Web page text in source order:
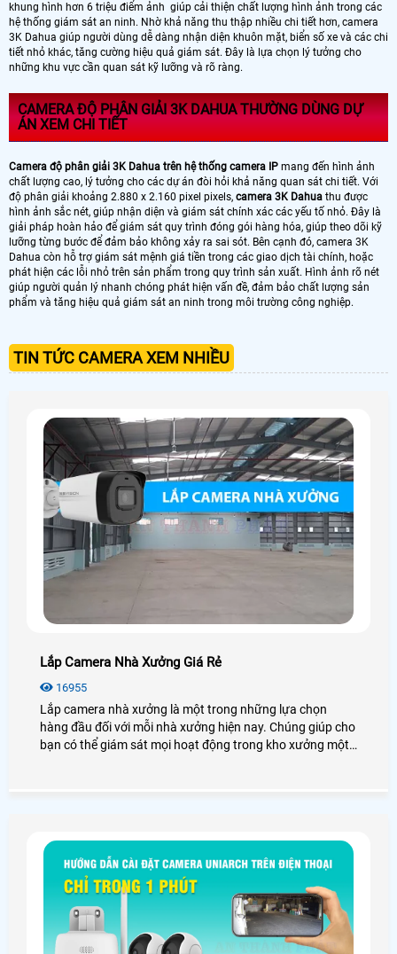
khung hình hơn 6 triệu điểm ảnh giúp cải thiện chất lượng hình ảnh trong các
hệ thống giám sát an ninh. Nhờ khả năng thu thập nhiều chi tiết hơn, camera
3K Dahua giúp người dùng dễ dàng nhận diện khuôn mặt, biển số xe và các chi
tiết nhỏ khác, tăng cường hiệu quả giám sát. Đây là lựa chọn lý tưởng cho
những khu vực cần quan sát kỹ lưỡng và rõ ràng.
CAMERA ĐỘ PHÂN GIẢI 3K DAHUA THƯỜNG DÙNG DỰ
ÁN XEM CHI TIẾT
Camera độ phân giải 3K Dahua trên hệ thống camera IP mang đến hình ảnh
chất lượng cao, lý tưởng cho các dự án đòi hỏi khả năng quan sát chi tiết. Với
độ phân giải khoảng 2.880 x 2.160 pixel pixels, camera 3K Dahua thu được
hình ảnh sắc nét, giúp nhận diện và giám sát chính xác các yếu tố nhỏ. Đây là
giải pháp hoàn hảo để giám sát quy trình đóng gói hàng hóa, giúp theo dõi kỹ
lưỡng từng bước để đảm bảo không xảy ra sai sót. Bên cạnh đó, camera 3K
Dahua còn hỗ trợ giám sát mệnh giá tiền trong các giao dịch tài chính, hoặc
phát hiện các lỗi nhỏ trên sản phẩm trong quy trình sản xuất. Hình ảnh rõ nét
giúp người quản lý nhanh chóng phát hiện vấn đề, đảm bảo chất lượng sản
phẩm và tăng hiệu quả giám sát an ninh trong môi trường công nghiệp.
TIN TỨC CAMERA XEM NHIỀU
Lắp Camera Nhà Xưởng Giá Rẻ
16955
Lắp camera nhà xưởng là một trong những lựa chọn
hàng đầu đối với mỗi nhà xưởng hiện nay. Chúng giúp cho
bạn có thể giám sát mọi hoạt động trong kho xưởng một